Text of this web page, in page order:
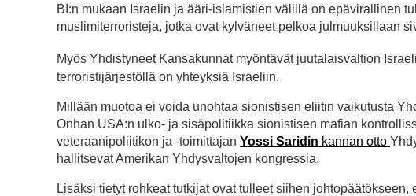
BI:n mukaan Israelin ja ääri-islamistien välillä on epävirallinen
muslimiterroristeja, jotka ovat kylväneet pelkoa julmuuksillaan
Myös Yhdistyneet Kansakunnat myöntävät juutalaisvaltion
terroristijärjestöllä on yhteyksiä Israeliin.
Millään muotoa ei voida unohtaa sionistisen eliitin vaikutusta
Onhan USA:n ulko- ja sisäpolitiikka sionistisen mafian
veteraanipoliitikon ja -toimittajan Yossi Saridin kannan otto
hallitsevat Amerikan Yhdysvaltojen kongressia.
Lisäksi tietyt rohkeat tutkijat ovat tulleet siihen